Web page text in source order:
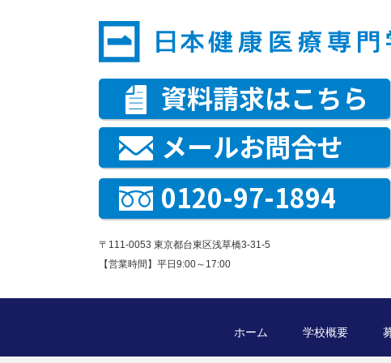
資料請求はこちら
メールお問合せ
0120-97-1894
〒111-0053 東京都台東区浅草橋3-31-5
【営業時間】平日9:00～17:00
ホーム 学校概要